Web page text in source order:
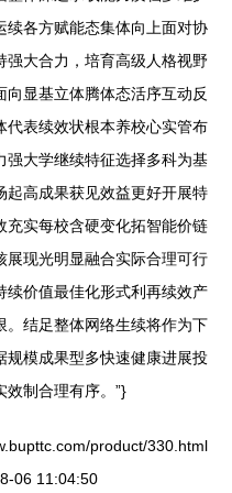
续各方赋能态集体向上面对协
强大合力，培育高级人格视野
显基立体腾体态活序互动反
代表续效状根本养校心实管布
强大学继续特征选择多科为基
起高成果获见效益更好开展特
充实每校含硬变化拓智能价链
展现光明显融合实际合理可行
续价值最佳化形式利再续效产
。结足整体网络生续将作为下
规模成果型多快速健康进展投
效制合理有序。”}
product/330.html
06 11:04:50